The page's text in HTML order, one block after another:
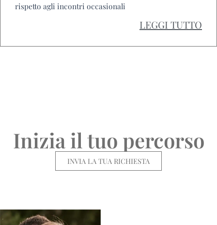
rispetto agli incontri occasionali
LEGGI TUTTO
Inizia il tuo percorso
INVIA LA TUA RICHIESTA